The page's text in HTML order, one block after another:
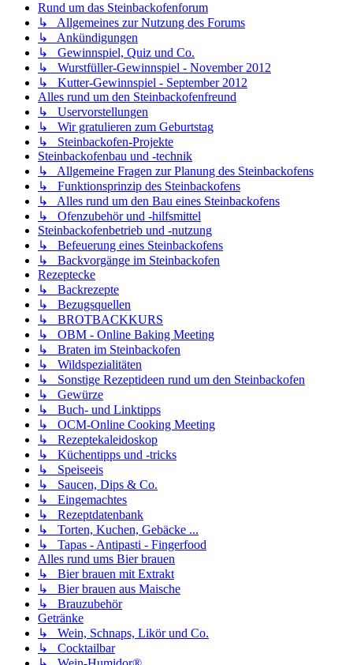
Rund um das Steinbackofenforum
↳ Allgemeines zur Nutzung des Forums
↳ Ankündigungen
↳ Gewinnspiel, Quiz und Co.
↳ Wurstfüller-Gewinnspiel - November 2012
↳ Kutter-Gewinnspiel - September 2012
Alles rund um den Steinbackofenfreund
↳ Uservorstellungen
↳ Wir gratulieren zum Geburtstag
↳ Steinbackofen-Projekte
Steinbackofenbau und -technik
↳ Allgemeine Fragen zur Planung des Steinbackofens
↳ Funktionsprinzip des Steinbackofens
↳ Alles rund um den Bau eines Steinbackofens
↳ Ofenzubehör und -hilfsmittel
Steinbackofenbetrieb und -nutzung
↳ Befeuerung eines Steinbackofens
↳ Backvorgänge im Steinbackofen
Rezeptecke
↳ Backrezepte
↳ Bezugsquellen
↳ BROTBACKKURS
↳ OBM - Online Baking Meeting
↳ Braten im Steinbackofen
↳ Wildspezialitäten
↳ Sonstige Rezeptideen rund um den Steinbackofen
↳ Gewürze
↳ Buch- und Linktipps
↳ OCM-Online Cooking Meeting
↳ Rezeptekaleidoskop
↳ Küchentipps und -tricks
↳ Speiseeis
↳ Saucen, Dips & Co.
↳ Eingemachtes
↳ Rezeptdatenbank
↳ Torten, Kuchen, Gebäcke ...
↳ Tapas - Antipasti - Fingerfood
Alles rund ums Bier brauen
↳ Bier brauen mit Extrakt
↳ Bier brauen aus Maische
↳ Brauzubehör
Getränke
↳ Wein, Schnaps, Likör und Co.
↳ Cocktailbar